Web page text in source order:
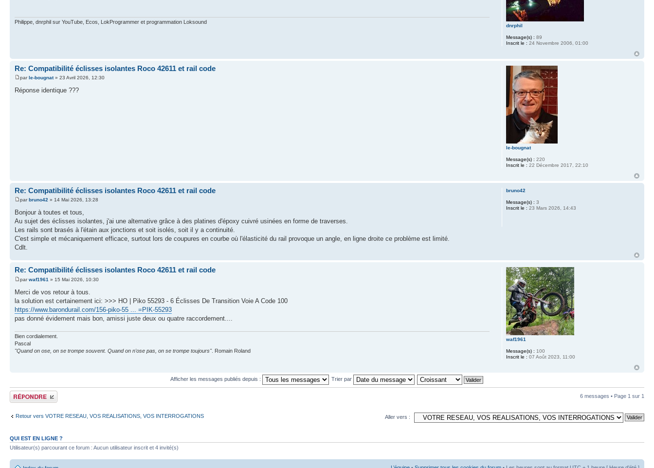
Philippe, dnrphil sur YouTube, Ecos, LokProgrammer et programmation Loksound
dnrphil
Message(s) : 89
Inscrit le : 24 Novembre 2006, 01:00
Re: Compatibilité éclisses isolantes Roco 42611 et rail code
parle-bougnat» 23 Avril 2026, 12:30
Réponse identique ???
le-bougnat
Message(s) : 220
Inscrit le : 22 Décembre 2017, 22:10
Re: Compatibilité éclisses isolantes Roco 42611 et rail code
parbruno42 » 14 Mai 2026, 13:28
Bonjour à toutes et tous,
Au sujet des éclisses isolantes, j'ai une alternative grâce à des platines d'époxy cuivré usinées en forme de traverses.
Les rails sont brasés à l'étain aux jonctions et soit isolés, soit il y a continuité.
C'est simple et mécaniquement efficace, surtout lors de coupures en courbe où l'élasticité du rail provoque un angle, en ligne droite ce problème est limité.
Cdlt.
bruno42
Message(s) : 3
Inscrit le : 23 Mars 2026, 14:43
Re: Compatibilité éclisses isolantes Roco 42611 et rail code
parwaf1961 » 15 Mai 2026, 10:30
Merci de vos retour à tous.
la solution est certainement ici: >>> HO | Piko 55293 - 6 Éclisses De Transition Voie A Code 100
https://www.barondurail.com/156-piko-55 ... =PIK-55293
pas donné évidement mais bon, amissi juste deux ou quatre raccordement....
Bien cordialement.
Pascal
"Quand on ose, on se trompe souvent. Quand on n'ose pas, on se trompe toujours". Romain Roland
waf1961
Message(s) : 100
Inscrit le : 07 Août 2023, 11:00
Afficher les messages publiés depuis : Trier par
Publier une réponse 6 messages • Page 1 sur 1
Retour vers VOTRE RESEAU, VOS REALISATIONS, VOS INTERROGATIONS Aller vers :
QUI EST EN LIGNE ?
Utilisateur(s) parcourant ce forum : Aucun utilisateur inscrit et 4 invité(s)